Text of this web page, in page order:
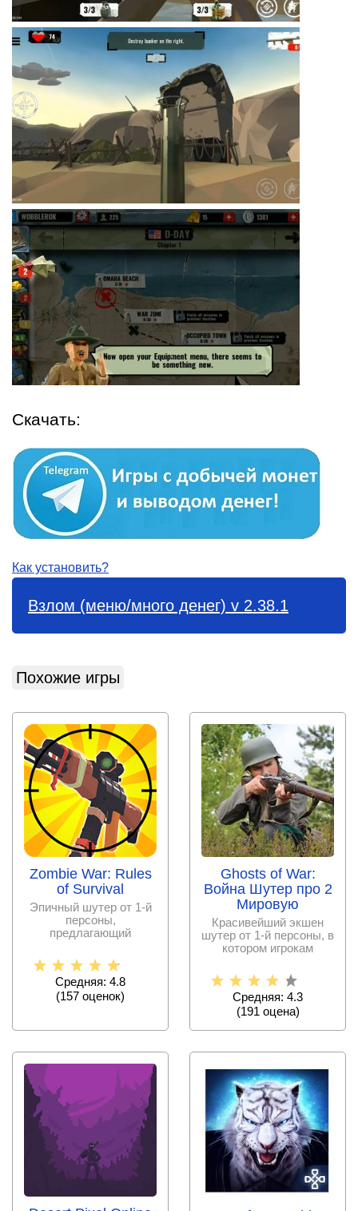
Скачать:
Как установить?
Взлом (меню/много денег) v 2.38.1
Похожие игры
Zombie War: Rules
of Survival
Эпичный шутер от 1-й
персоны,
предлагающий
оказаться в сердце
Средняя: 4.8
(157 оценок)
Ghosts of War:
Война Шутер про 2
Мировую
Красивейший экшен
шутер от 1-й персоны, в
котором игрокам
Средняя: 4.3
(191 оценa)